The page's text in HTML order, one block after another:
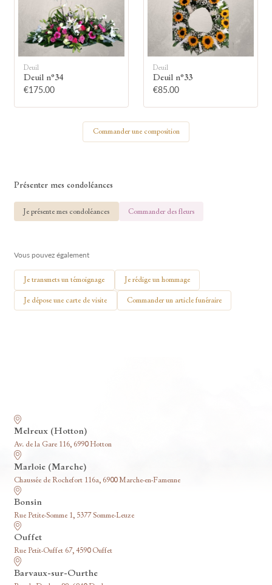
Montrez votre soutien à la famille en
allumant symboliquement une bougie.
Votre nom
Deuil
Deuil n°34
€175.00
Deuil
Deuil n°33
€85.00
Commander une composition
Présenter mes condoléances
Je présente mes condoléances Commander des fleurs
Vous pouvez également
Je transmets un témoignage Je rédige un hommage
Je dépose une carte de visite Commander un article funéraire
Melreux (Hotton)
Av. de la Gare 116, 6990 Hotton
Marloie (Marche)
Chaussée de Rochefort 116a, 6900 Marche-en-Famenne
Bonsin
Rue Petite-Somme 1, 5377 Somme-Leuze
Ouffet
Rue Petit-Ouffet 67, 4590 Ouffet
Barvaux-sur-Ourthe